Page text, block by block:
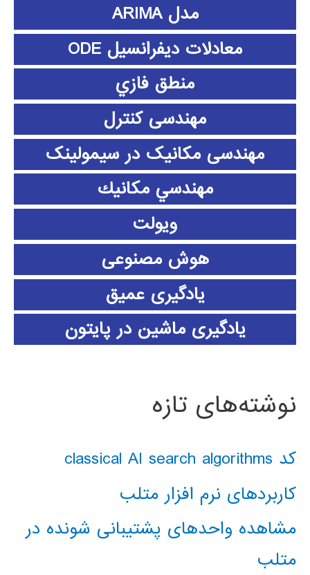
مدل ARIMA
معادلات دیفرانسیل ODE
منطق فازي
مهندسی کنترل
مهندسی مکانیک در سیمولینک
مهندسي مكانيك
ویولت
هوش مصنوعی
یادگیری عمیق
یادگیری ماشین در پایتون
نوشته‌های تازه
کد classical AI search algorithms
کاربردهای نرم افزار متلب
مشاهده واحدهای پشتیبانی شونده در
متلب